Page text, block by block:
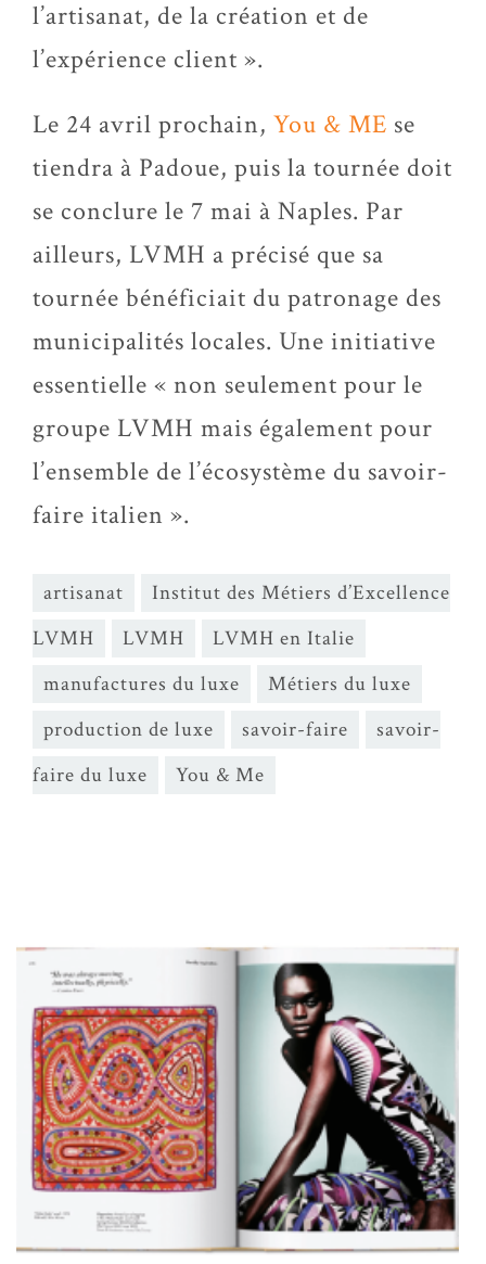
l’artisanat, de la création et de
l’expérience client ».
Le 24 avril prochain, You & ME se
tiendra à Padoue, puis la tournée doit
se conclure le 7 mai à Naples. Par
ailleurs, LVMH a précisé que sa
tournée bénéficiait du patronage des
municipalités locales. Une initiative
essentielle « non seulement pour le
groupe LVMH mais également pour
l’ensemble de l’écosystème du savoir-
faire italien ».
artisanat
Institut des Métiers d’Excellence
LVMH
LVMH
LVMH en Italie
manufactures du luxe
Métiers du luxe
production de luxe
savoir-faire
savoir-
faire du luxe
You & Me